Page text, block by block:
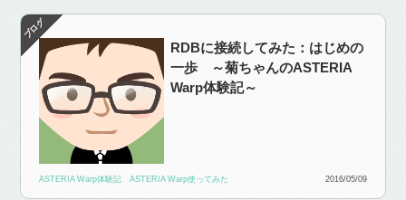
RDBに接続してみた：はじめの
一歩 ～菊ちゃんのASTERIA
Warp体験記～
ASTERIA Warp体験記 ASTERIA Warp使ってみた 2016/05/09